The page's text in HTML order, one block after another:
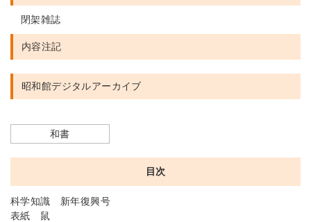
閉架雑誌
内容注記
昭和館デジタルアーカイブ
和書
目次
科学知識 新年復興号
表紙 鼠